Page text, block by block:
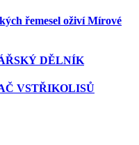
řemesel oživí Mírové
DĚLNÍK
VSTŘIKOLISŮ